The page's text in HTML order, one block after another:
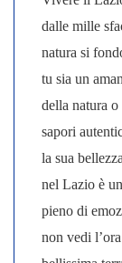
dalle mille
natura si
tu sia un
della natura
sapori
la sua
nel Lazio è
pieno di
non vedi